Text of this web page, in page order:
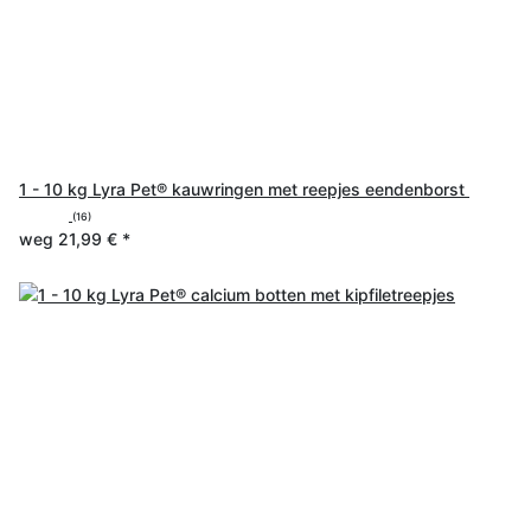
1 - 10 kg Lyra Pet® kauwringen met reepjes eendenborst
(16)
weg 21,99 € *